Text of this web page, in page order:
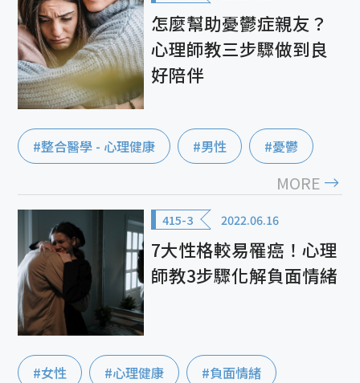
怎麼幫助憂鬱症親友？
心理師教三步驟做到良
好陪伴
#整合醫學 - 心理健康 #男性 #憂鬱
MORE
415-3 2022.06.16
7大性格較易罹癌！心理
師教3步驟化解負面情緒
#女性 #心理健康 #負面情緒